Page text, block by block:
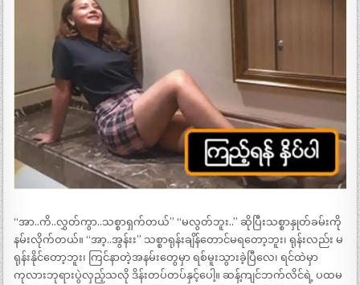
“အာ..ကိ..လွှတ်ကွာ..သစ္စာရှက်တယ်” “မလွတ်ဘူး..” ဆိုပြီးသစ္စာနှုတ်ခမ်းကို
နမ်းလိုက်တယ်။ “အာ့..အွန်းး” သစ္စာရုန်းချိန်တောင်မရတော့ဘူး၊ ရုန်းလည်း မ
ရုန်းနိုင်တော့ဘူး၊ ကြင်နာတဲ့အနမ်းတွေမှာ ရစ်မူးသွားခဲ့ပြီလေ၊ ရင်ထဲမှာ
ကုလားဘုရားပွဲလှည့်သလို ဒိန်းတပ်တပ်နှင့်ပေါ့။ ဆန့်ကျင်ဘက်လိင်ရဲ့ ပထမ